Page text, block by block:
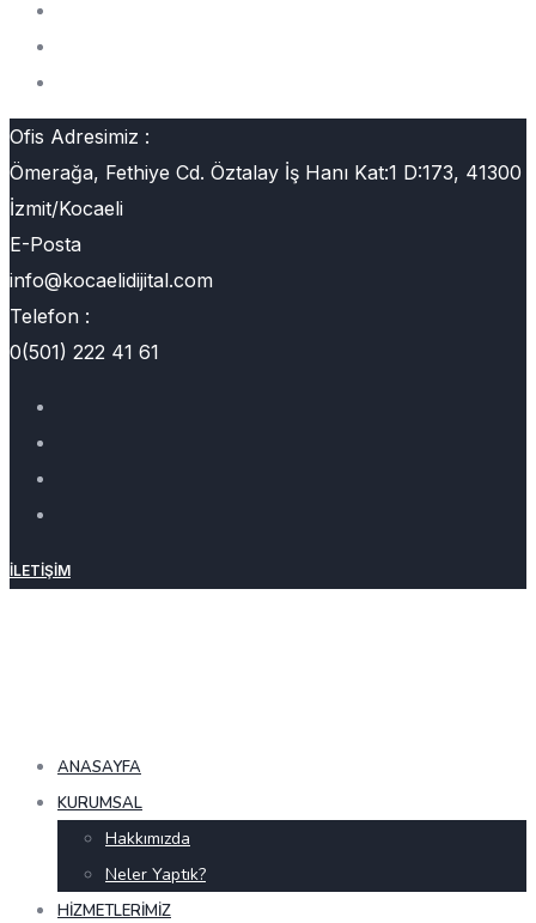
Ofis Adresimiz :
Ömerağa, Fethiye Cd. Öztalay İş Hanı Kat:1 D:173, 41300
İzmit/Kocaeli
E-Posta
info@kocaelidijital.com
Telefon :
0(501) 222 41 61
İLETIŞIM
ANASAYFA
KURUMSAL
Hakkımızda
Neler Yaptık?
HIZMETLERIMIZ